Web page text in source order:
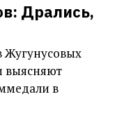
Дрались,
Жугунусовых
выясняют
в